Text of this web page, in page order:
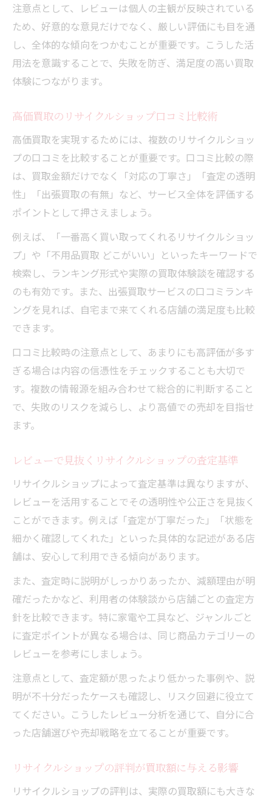
注意点として、レビューは個人の主観が反映されている
ため、好意的な意見だけでなく、厳しい評価にも目を通
し、全体的な傾向をつかむことが重要です。こうした活
用法を意識することで、失敗を防ぎ、満足度の高い買取
体験につながります。
高価買取のリサイクルショップ口コミ比較術
高価買取を実現するためには、複数のリサイクルショッ
プの口コミを比較することが重要です。口コミ比較の際
は、買取金額だけでなく「対応の丁寧さ」「査定の透明
性」「出張買取の有無」など、サービス全体を評価する
ポイントとして押さえましょう。
例えば、「一番高く買い取ってくれるリサイクルショッ
プ」や「不用品買取 どこがいい」といったキーワードで
検索し、ランキング形式や実際の買取体験談を確認する
のも有効です。また、出張買取サービスの口コミランキ
ングを見れば、自宅まで来てくれる店舗の満足度も比較
できます。
口コミ比較時の注意点として、あまりにも高評価が多す
ぎる場合は内容の信憑性をチェックすることも大切で
す。複数の情報源を組み合わせて総合的に判断すること
で、失敗のリスクを減らし、より高値での売却を目指せ
ます。
レビューで見抜くリサイクルショップの査定基準
リサイクルショップによって査定基準は異なりますが、
レビューを活用することでその透明性や公正さを見抜く
ことができます。例えば「査定が丁寧だった」「状態を
細かく確認してくれた」といった具体的な記述がある店
舗は、安心して利用できる傾向があります。
また、査定時に説明がしっかりあったか、減額理由が明
確だったかなど、利用者の体験談から店舗ごとの査定方
針を比較できます。特に家電や工具など、ジャンルごと
に査定ポイントが異なる場合は、同じ商品カテゴリーの
レビューを参考にしましょう。
注意点として、査定額が思ったより低かった事例や、説
明が不十分だったケースも確認し、リスク回避に役立て
てください。こうしたレビュー分析を通じて、自分に合
った店舗選びや売却戦略を立てることが重要です。
リサイクルショップの評判が買取額に与える影響
リサイクルショップの評判は、実際の買取額にも大きな